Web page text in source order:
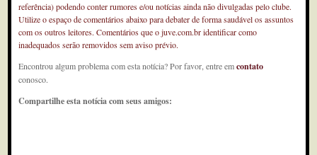
referência) podendo conter rumores e/ou notícias ainda não divulgadas pelo clube.
Utilize o espaço de comentários abaixo para debater de forma saudável os assuntos
com os outros leitores. Comentários que o juve.com.br identificar como
inadequados serão removidos sem aviso prévio.
Encontrou algum problema com esta notícia? Por favor, entre emcontato
conosco.
Compartilhe esta notícia com seus amigos: